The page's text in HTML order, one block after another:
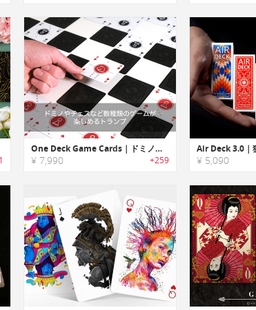
One Deck Game Cards｜ドミノやチェスなど数種類のゲームが楽しめるトランプ「ワンデッキゲームカード」
¥ 7,990 +259 ¥ 5,090